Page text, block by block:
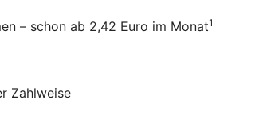
– schon ab 2,42 Euro im Monat1
Zahlweise